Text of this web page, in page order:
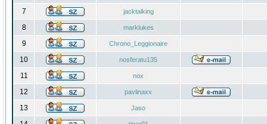
7 jacktalking
8 marklukes
9 Chrono_Leggionaire
10 nosferatu135
11 nox
12 pavlinaxx
13 Jaso